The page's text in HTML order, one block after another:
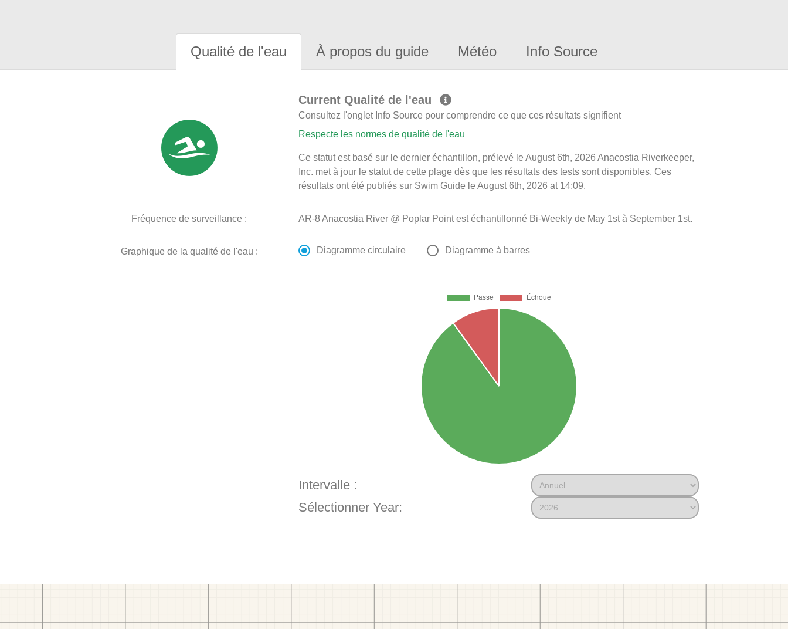
Qualité de l'eau À propos du guide Météo Info Source
Current Qualité de l'eau
Consultez l'onglet Info Source pour comprendre ce que ces résultats signifient
Respecte les normes de qualité de l'eau
Ce statut est basé sur le dernier échantillon, prélevé le August 6th, 2026 Anacostia Riverkeeper,
Inc. met à jour le statut de cette plage dès que les résultats des tests sont disponibles. Ces
résultats ont été publiés sur Swim Guide le August 6th, 2026 at 14:09.
Fréquence de surveillance : AR-8 Anacostia River @ Poplar Point est échantillonné Bi-Weekly de May 1st à September 1st.
Graphique de la qualité de l'eau : Diagramme circulaire Diagramme à barres
Intervalle :
Sélectionner Year: